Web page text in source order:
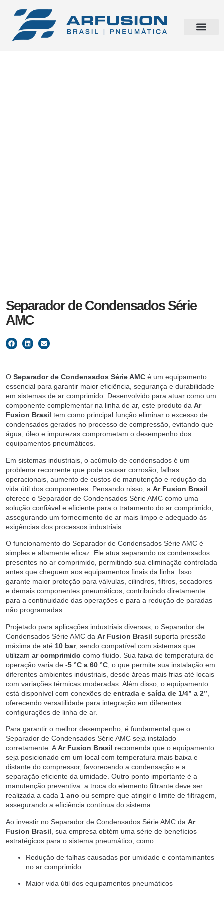
Separador de Condensados Série
AMC
O Separador de Condensados Série AMC é um equipamento
essencial para garantir maior eficiência, segurança e durabilidade
em sistemas de ar comprimido. Desenvolvido para atuar como um
componente complementar na linha de ar, este produto da Ar
Fusion Brasil tem como principal função eliminar o excesso de
condensados gerados no processo de compressão, evitando que
água, óleo e impurezas comprometam o desempenho dos
equipamentos pneumáticos.
Em sistemas industriais, o acúmulo de condensados é um
problema recorrente que pode causar corrosão, falhas
operacionais, aumento de custos de manutenção e redução da
vida útil dos componentes. Pensando nisso, a Ar Fusion Brasil
oferece o Separador de Condensados Série AMC como uma
solução confiável e eficiente para o tratamento do ar comprimido,
assegurando um fornecimento de ar mais limpo e adequado às
exigências dos processos industriais.
O funcionamento do Separador de Condensados Série AMC é
simples e altamente eficaz. Ele atua separando os condensados
presentes no ar comprimido, permitindo sua eliminação controlada
antes que cheguem aos equipamentos finais da linha. Isso
garante maior proteção para válvulas, cilindros, filtros, secadores
e demais componentes pneumáticos, contribuindo diretamente
para a continuidade das operações e para a redução de paradas
não programadas.
Projetado para aplicações industriais diversas, o Separador de
Condensados Série AMC da Ar Fusion Brasil suporta pressão
máxima de até 10 bar, sendo compatível com sistemas que
utilizam ar comprimido como fluido. Sua faixa de temperatura de
operação varia de -5 °C a 60 °C , o que permite sua instalação em
diferentes ambientes industriais, desde áreas mais frias até locais
com variações térmicas moderadas. Além disso, o equipamento
está disponível com conexões de entrada e saída de 1/4” a 2”
oferecendo versatilidade para integração em diferentes
configurações de linha de ar.
Para garantir o melhor desempenho, é fundamental que o
Separador de Condensados Série AMC seja instalado
corretamente. AAr Fusion Brasil recomenda que o equipamento
seja posicionado em um local com temperatura mais baixa e
distante do compressor, favorecendo a condensação e a
separação eficiente da umidade. Outro ponto importante é a
manutenção preventiva: a troca do elemento filtrante deve ser
realizada a cada 1 ano ou sempre que atingir o limite de filtragem,
assegurando a eficiência contínua do sistema.
Ao investir no Separador de Condensados Série AMC da Ar
Fusion Brasil , sua empresa obtém uma série de benefícios
estratégicos para o sistema pneumático, como:
Redução de falhas causadas por umidade e contaminantes
no ar comprimido
Maior vida útil dos equipamentos pneumáticos